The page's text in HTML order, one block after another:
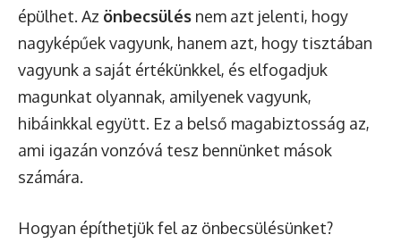
épülhet. Az önbecsülés nem azt jelenti, hogy
nagyképűek vagyunk, hanem azt, hogy tisztában
vagyunk a saját értékünkkel, és elfogadjuk
magunkat olyannak, amilyenek vagyunk,
hibáinkkal együtt. Ez a belső magabiztosság az,
ami igazán vonzóvá tesz bennünket mások
számára.
Hogyan építhetjük fel az önbecsülésünket?